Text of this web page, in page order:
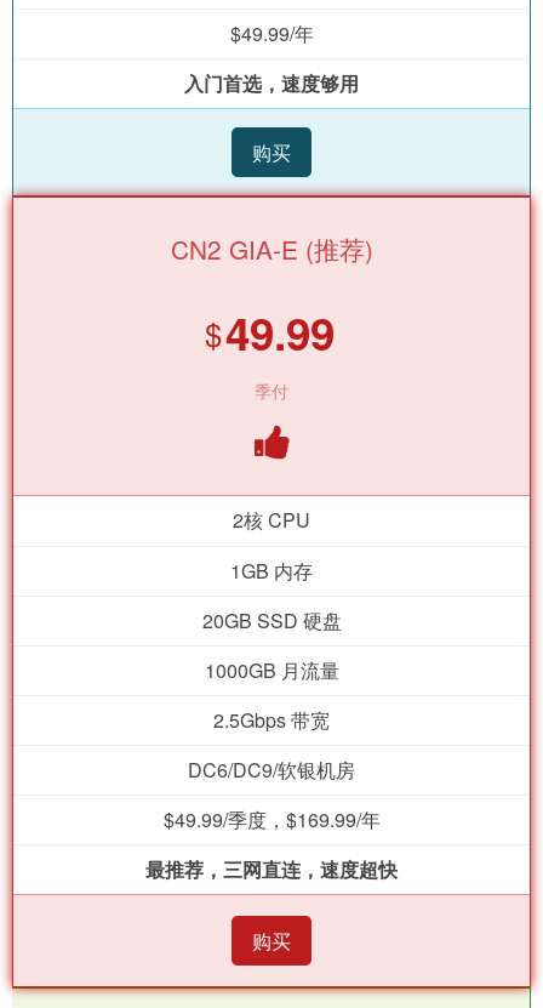
$49.99/年
入门首选，速度够用
购买
CN2 GIA-E (推荐)
$49.99
季付
2核 CPU
1GB 内存
20GB SSD 硬盘
1000GB 月流量
2.5Gbps 带宽
DC6/DC9/软银机房
$49.99/季度，$169.99/年
最推荐，三网直连，速度超快
购买